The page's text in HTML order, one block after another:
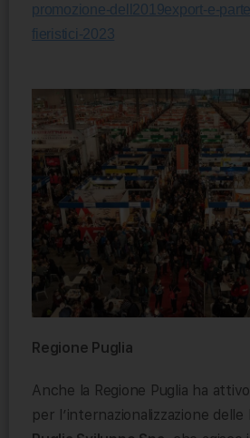
promozione-dell2019export-e-
fieristici-2023
Regione Puglia
Anche la Regione Puglia ha
per l’internazionalizzazione